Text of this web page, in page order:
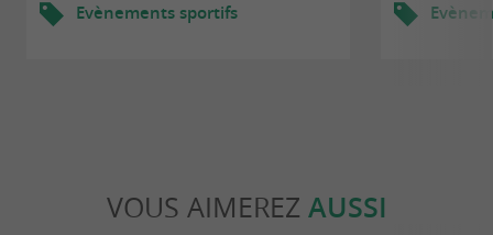
Evènements sportifs
VOUS AIMEREZ AUSSI